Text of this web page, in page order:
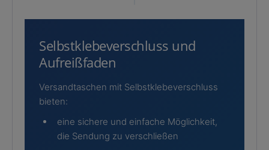
Selbstklebeverschluss und
Aufreißfaden
Versandtaschen mit Selbstklebeverschluss
bieten:
eine sichere und einfache Möglichkeit,
die Sendung zu verschließen